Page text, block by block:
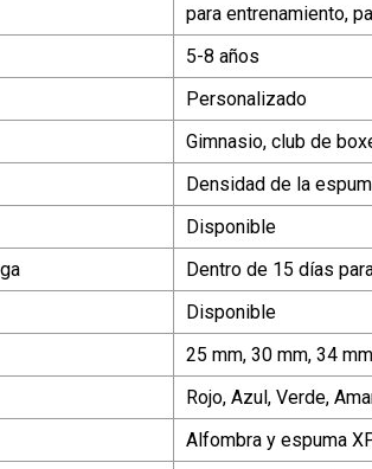
para entrenamiento,
5-8 años
Personalizado
Gimnasio, club de
Densidad de la
Disponible
Dentro de 15 días
Disponible
25 mm, 30 mm, 34
Rojo, Azul, Verde,
Alfombra y espuma